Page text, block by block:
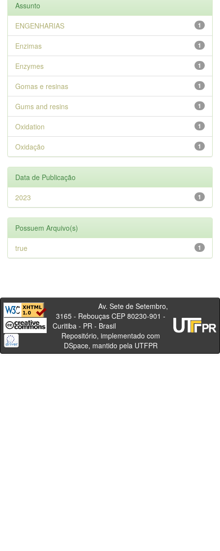
Assunto
1
ENGENHARIAS
1
Enzimas
1
Enzymes
1
Gomas e resinas
1
Gums and resins
1
Oxidation
1
Oxidação
Data de Publicação
1
2023
Possuem Arquivo(s)
1
true
Av. Sete de Setembro,
3165 - Rebouças CEP 80230-901 -
Curitiba - PR - Brasil
Repositório, implementado com
DSpace, mantido pela UTFPR